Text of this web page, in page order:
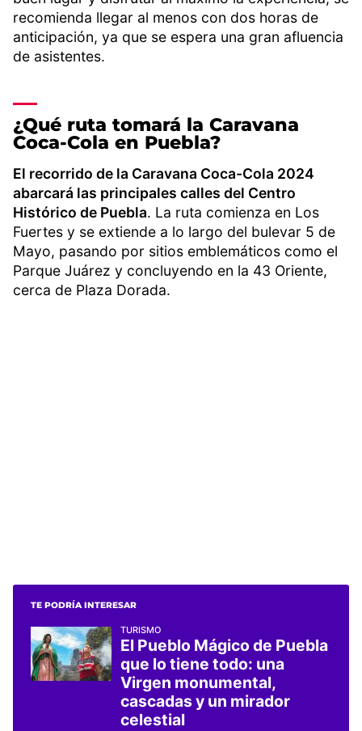
recomienda llegar al menos con dos horas de
anticipación, ya que se espera una gran afluencia
de asistentes.
¿Qué ruta tomará la Caravana
Coca-Cola en Puebla?
El recorrido de la Caravana Coca-Cola 2024
abarcará las principales calles del Centro
Histórico de Puebla. La ruta comienza en Los
Fuertes y se extiende a lo largo del bulevar 5 de
Mayo, pasando por sitios emblemáticos como el
Parque Juárez y concluyendo en la 43 Oriente,
cerca de Plaza Dorada.
TE PODRÍA INTERESAR
TURISMO
El Pueblo Mágico de Puebla
que lo tiene todo: una
Virgen monumental,
cascadas y un mirador
celestial